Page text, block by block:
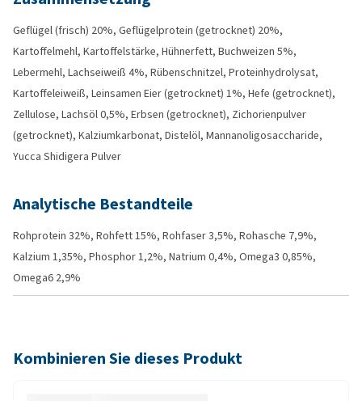
Geflügel (frisch) 20%, Geflügelprotein (getrocknet) 20%,
Kartoffelmehl, Kartoffelstärke, Hühnerfett, Buchweizen 5%,
Lebermehl, Lachseiweiß 4%, Rübenschnitzel, Proteinhydrolysat,
Kartoffeleiweiß, Leinsamen Eier (getrocknet) 1%, Hefe (getrocknet),
Zellulose, Lachsöl 0,5%, Erbsen (getrocknet), Zichorienpulver
(getrocknet), Kalziumkarbonat, Distelöl, Mannanoligosaccharide,
Yucca Shidigera Pulver
Analytische Bestandteile
Rohprotein 32%, Rohfett 15%, Rohfaser 3,5%, Rohasche 7,9%,
Kalzium 1,35%, Phosphor 1,2%, Natrium 0,4%, Omega3 0,85%,
Omega6 2,9%
Kombinieren Sie dieses Produkt